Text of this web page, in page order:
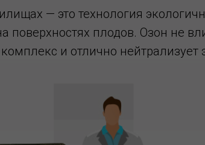
— это технология
поверхностях плодов. Озон не
комплекс и отлично нейтрализует